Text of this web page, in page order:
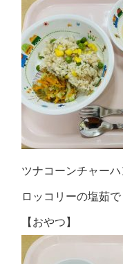
ツナコーンチャ
ロッコリーの塩茹で
【おやつ】